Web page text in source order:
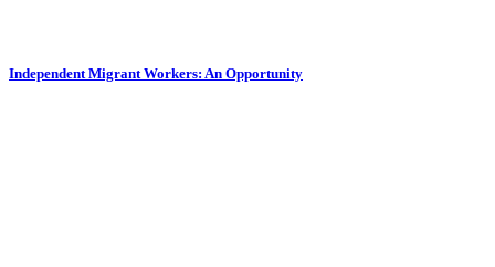
Independent Migrant Workers: An Opportunity